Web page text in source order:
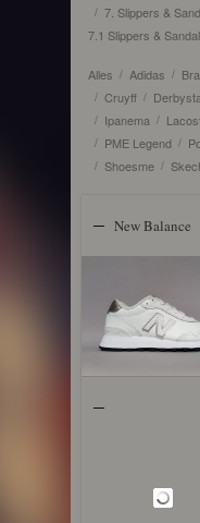
/ 7. Slippers &
7.1 Slippers &
Alles / Adidas /
/ Cruyff /
/ Ipanema /
/ PME Legend /
/ Shoesme /
New Balance